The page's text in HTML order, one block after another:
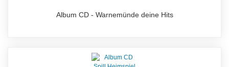
Album CD - Warnemünde deine Hits